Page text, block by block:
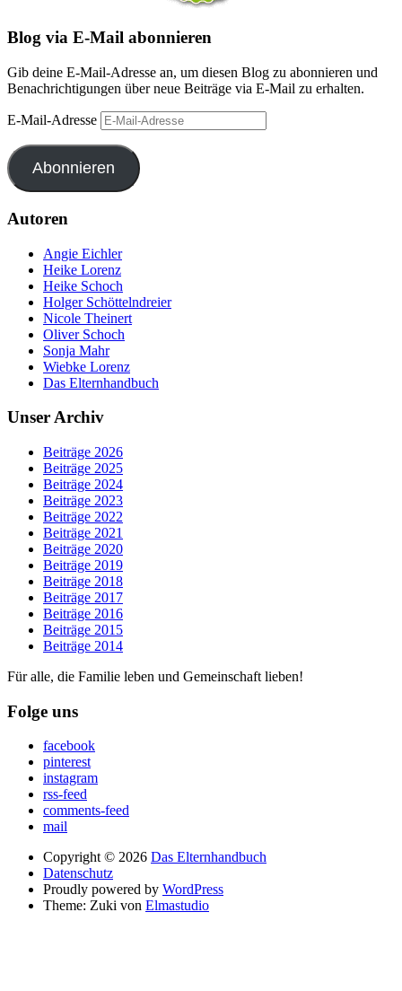
Blog via E-Mail abonnieren
Gib deine E-Mail-Adresse an, um diesen Blog zu abonnieren und
Benachrichtigungen über neue Beiträge via E-Mail zu erhalten.
E-Mail-Adresse
Abonnieren
Autoren
Angie Eichler
Heike Lorenz
Heike Schoch
Holger Schöttelndreier
Nicole Theinert
Oliver Schoch
Sonja Mahr
Wiebke Lorenz
Das Elternhandbuch
Unser Archiv
Beiträge 2026
Beiträge 2025
Beiträge 2024
Beiträge 2023
Beiträge 2022
Beiträge 2021
Beiträge 2020
Beiträge 2019
Beiträge 2018
Beiträge 2017
Beiträge 2016
Beiträge 2015
Beiträge 2014
Für alle, die Familie leben und Gemeinschaft lieben!
Folge uns
facebook
pinterest
instagram
rss-feed
comments-feed
mail
Copyright © 2026 Das Elternhandbuch
Datenschutz
Proudly powered by WordPress
Theme: Zuki von Elmastudio